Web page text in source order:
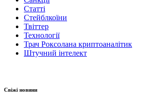
Статті
Стейблкоїни
Твіттер
Технології
Трач Роксолана криптоаналітик
Штучний інтелект
Свіжі новини